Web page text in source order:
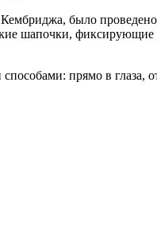
было
шапочки, фиксирующие
прямо в